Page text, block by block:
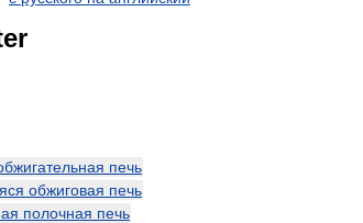
печь
обжиговая печь
полочная печь